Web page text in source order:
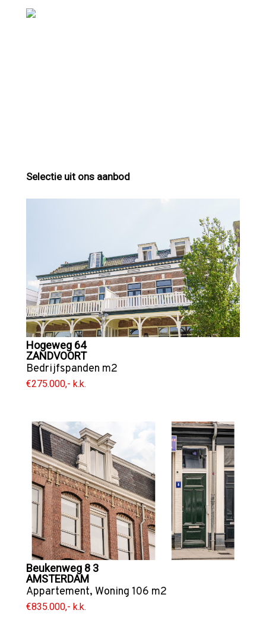
Selectie uit ons aanbod
Hogeweg 64
ZANDVOORT
Bedrijfspanden m2
€275.000,- k.k.
Beukenweg 8 3
AMSTERDAM
Appartement, Woning 106 m2
€835.000,- k.k.